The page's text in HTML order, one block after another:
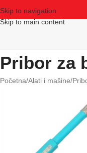
Skip to navigation
Skip to main content
Pribor za
Početna/Alati i mašine/